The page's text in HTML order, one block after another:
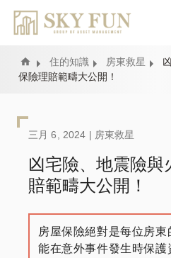
內
Home 住的知識 房東救星
保險理賠範疇大公開！
三月 6, 2024 | 房東救星
凶宅險、地震險與
賠範疇大公開！
房屋保險絕對是每位房
能在意外事件發生時保